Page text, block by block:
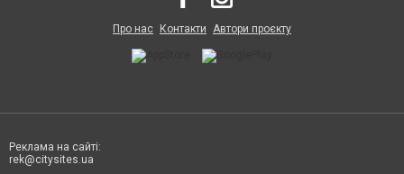
Про нас Контакти Автори проєкту
Реклама на сайті:
rek@citysites.ua